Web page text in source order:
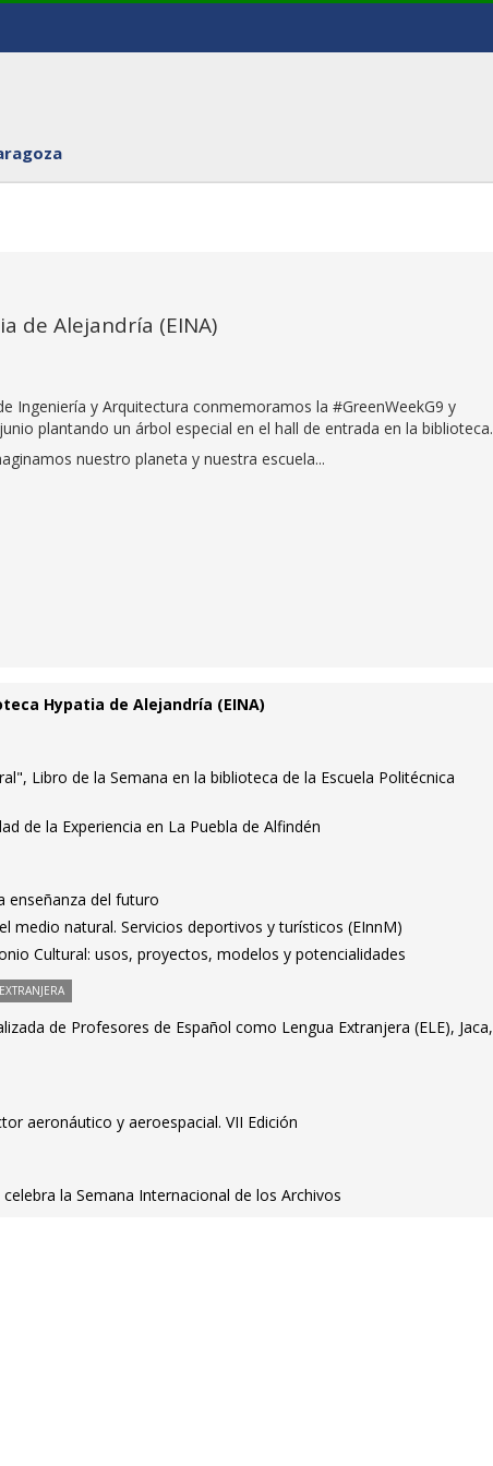
de Alejandría (EINA)
Ingeniería y Arquitectura conmemoramos la #GreenWeekG9 y
plantando un árbol especial en el hall de entrada en la biblioteca.
nuestro planeta y nuestra escuela...
Hypatia de Alejandría (EINA)
Libro de la Semana en la biblioteca de la Escuela Politécnica
de la Experiencia en La Puebla de Alfindén
enseñanza del futuro
medio natural. Servicios deportivos y turísticos (EInnM)
Cultural: usos, proyectos, modelos y potencialidades
de Profesores de Español como Lengua Extranjera (ELE), Jaca,
aeronáutico y aeroespacial. VII Edición
la Semana Internacional de los Archivos